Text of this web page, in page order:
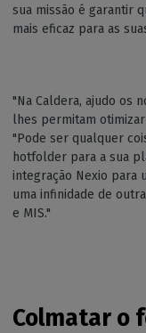
sua missão é garantir
mais eficaz para as
"Na Caldera, ajudo os
lhes permitam
"Pode ser qualquer
hotfolder para a sua
integração Nexio para
uma infinidade de
e MIS."
Colmatar o